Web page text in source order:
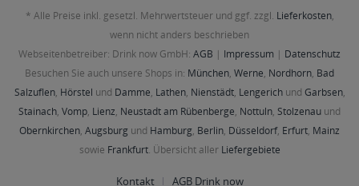
* Alle Preise inkl. gesetzl. Mehrwertsteuer und ggf. zzgl. Lieferkosten,
wenn nicht anders beschrieben
Webseitenbetreiber: Drink now GmbH: AGB | Impressum | Datenschutz
Besuchen Sie auch unsere Shops in: München, Werne, Nordhorn, Bad
Salzuflen, Hörstel und Damme, Lathen, Nienstädt, Lengerichund Garbsen,
Stainach, Vomp, Lienz, Neustadt am Rübenberge, Nottuln, Stolzenau und
Obernkirchen, Augsburg und Hamburg, Berlin, Düsseldorf, Erfurt, Mainz
sowie Frankfurt. Übersicht aller Liefergebiete
Kontakt AGB Drink now